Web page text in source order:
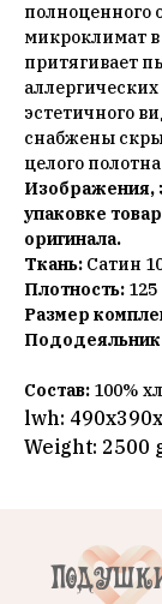
полноценного
микроклимат
притягивает
эстетичного
снабжены
целого
Изображения,
упаковке
оригинала.
Ткань: Сатин
Плотность:
Размер
Состав: 100%
lwh:
Weight: 2500